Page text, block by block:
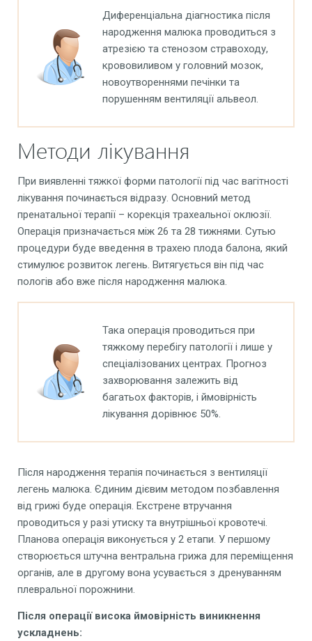
Диференціальна діагностика після
народження малюка проводиться з
атрезією та стенозом стравоходу,
крововиливом у головний мозок,
новоутвореннями печінки та
порушенням вентиляції альвеол.
Методи лікування
При виявленні тяжкої форми патології під час вагітності
лікування починається відразу. Основний метод
пренатальної терапії – корекція трахеальної оклюзії.
Операція призначається між 26 та 28 тижнями. Сутью
процедури буде введення в трахею плода балона, який
стимулює розвиток легень. Витягується він під час
пологів або вже після народження малюка.
Така операція проводиться при
тяжкому перебігу патології і лише у
спеціалізованих центрах. Прогноз
захворювання залежить від
багатьох факторів, і ймовірність
лікування дорівнює 50%.
Після народження терапія починається з вентиляції
легень малюка. Єдиним дієвим методом позбавлення
від грижі буде операція. Екстрене втручання
проводиться у разі утиску та внутрішньої кровотечі.
Планова операція виконується у 2 етапи. У першому
створюється штучна вентральна грижа для переміщення
органів, але в другому вона усувається з дренуванням
плевральної порожнини.
Після операції висока ймовірність виникнення
ускладнень: